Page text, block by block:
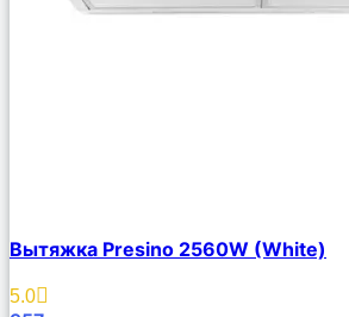
Описание
Избранное
Вытяжка Presino 2560W (White)
5.0